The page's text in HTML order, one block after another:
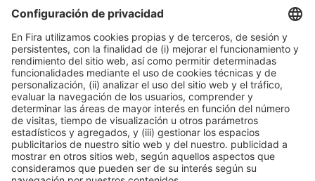
packaging, elemento necesario en la fabricación,
distribución y comercialización de cualquier producto.
Barcelona, diciembre de 2021
LISTADO DE EMPRESAS CONFIRMADAS